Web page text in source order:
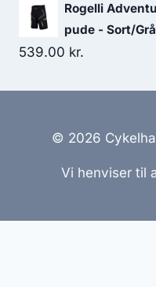
Rogelli
pude - Sort/
539.00 kr.
© 2026
Vi henviser til